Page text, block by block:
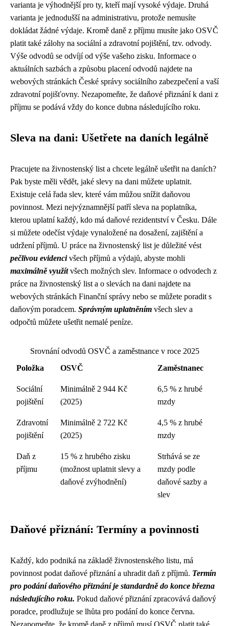
varianta je výhodnější pro ty, kteří mají vysoké výdaje. Druhá
varianta je jednodušší na administrativu, protože nemusíte
dokládat žádné výdaje. Kromě daně z příjmu musíte jako OSVČ
platit také zálohy na sociální a zdravotní pojištění, tzv. odvody.
Výše odvodů se odvíjí od výše vašeho zisku. Informace o
aktuálních sazbách a způsobu placení odvodů najdete na
webových stránkách České správy sociálního zabezpečení a vaší
zdravotní pojišťovny. Nezapomeňte, že daňové přiznání k dani z
příjmu se podává vždy do konce dubna následujícího roku.
Sleva na dani: Ušetřete na daních legálně
Pracujete na živnostenský list a chcete legálně ušetřit na daních?
Pak byste měli vědět, jaké slevy na dani můžete uplatnit.
Existuje celá řada slev, které vám můžou snížit daňovou
povinnost. Mezi nejvýznamnější patří sleva na poplatníka,
kterou uplatní každý, kdo má daňové rezidentství v Česku. Dále
si můžete odečíst výdaje vynaložené na dosažení, zajištění a
udržení příjmů. U práce na živnostenský list je důležité vést
pečlivou evidencivšech příjmů a výdajů, abyste mohli
maximálně využítvšech možných slev. Informace o odvodech z
práce na živnostenský list a o slevách na dani najdete na
webových stránkách Finanční správy nebo se můžete poradit s
daňovým poradcem. Správným uplatněním všech slev a
odpočtů můžete ušetřit nemalé peníze.
Srovnání odvodů OSVČ a zaměstnance v roce 2025
Položka
OSVČ Zaměstnanec
Sociální
pojištění
Minimálně 2 944 Kč
(2025)
6,5 % z hrubé
mzdy
Zdravotní
pojištění
Minimálně 2 722 Kč
(2025)
4,5 % z hrubé
mzdy
Daň z
příjmu
15 % z hrubého zisku
(možnost uplatnit slevy a
daňové zvýhodnění)
Strhává se ze
mzdy podle
daňové sazby a
slev
Daňové přiznání: Termíny a povinnosti
Každý, kdo podniká na základě živnostenského listu, má
povinnost podat daňové přiznání a uhradit daň z příjmů. Termín
pro podání daňového přiznání je standardně do konce března
následujícího roku. Pokud daňové přiznání zpracovává daňový
poradce, prodlužuje se lhůta pro podání do konce června.
Nezapomeňte, že kromě daně z příjmů musí OSVČ platit také